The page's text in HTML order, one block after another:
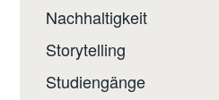
Nachhaltigkeit
Storytelling
Studiengänge